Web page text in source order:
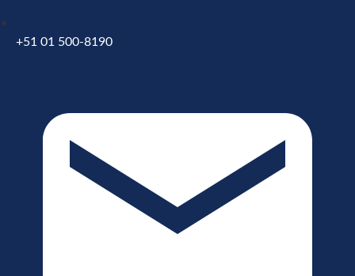
+51 01 500-8190